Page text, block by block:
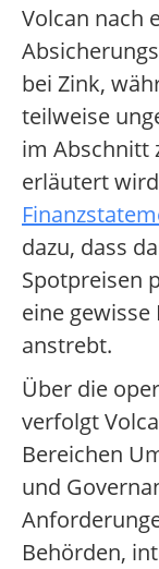
Volcan nach
bei Zink,
teilweise
im Abschnitt
erläutert
dazu, dass
Spotpreisen
eine
anstrebt.
Über die
verfolgt
Bereichen
und
Behörden,